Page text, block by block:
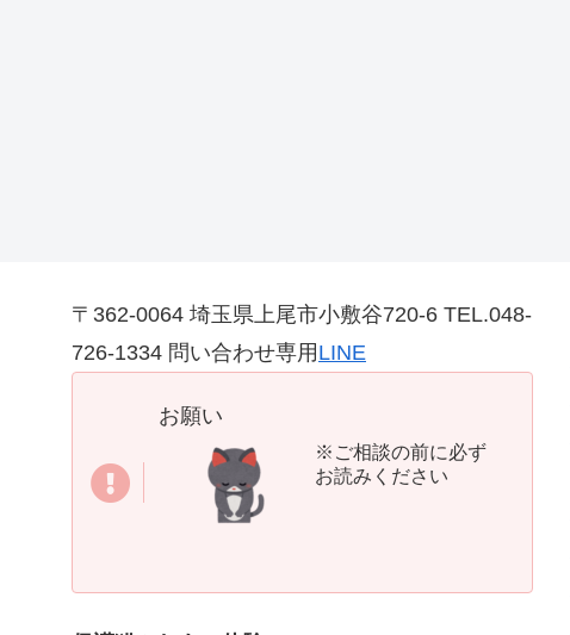
〒362-0064 埼玉県上尾市小敷谷720-6 TEL.048-
726-1334 問い合わせ専用 LINE
お願い
※ご相談の前に必ず
お読みください